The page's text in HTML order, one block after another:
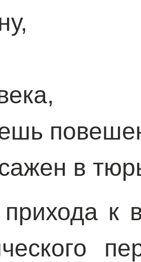
в
к